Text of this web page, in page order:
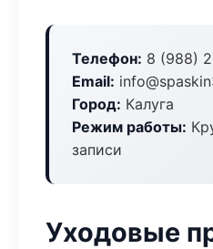
Телефон: 8 (988)
Email:
Город: Калуга
Режим работы:
записи
Уходовые